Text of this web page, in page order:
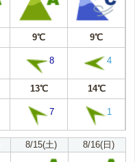
9℃ 9℃
8 4
13℃ 14℃
7 1
8/15(土) 8/16(日)